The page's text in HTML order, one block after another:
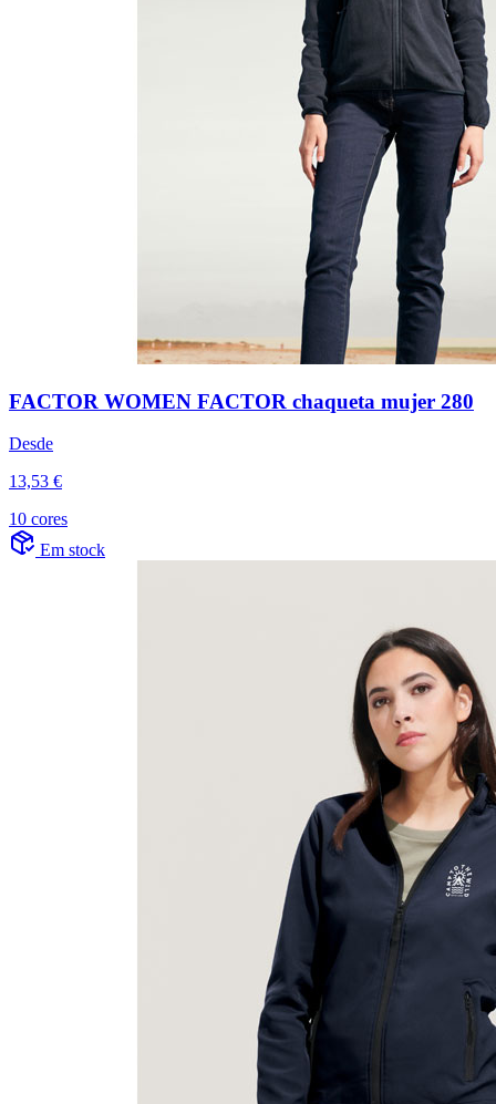
FACTOR WOMEN FACTOR chaqueta mujer 280
Desde
13,53 €
10 cores
Em stock